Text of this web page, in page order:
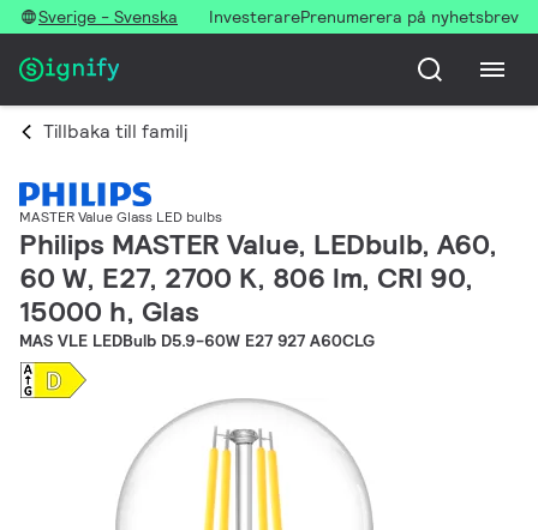
Sverige - Svenska InvesterarePrenumerera på nyhetsbrev
Tillbaka till familj
MASTER Value Glass LED bulbs
Philips MASTER Value, LEDbulb, A60,
60 W, E27, 2700 K, 806 lm, CRI 90,
15000 h, Glas
MAS VLE LEDBulb D5.9-60W E27 927 A60CLG